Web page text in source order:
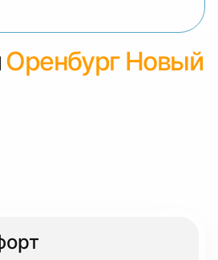
Оренбург Новый